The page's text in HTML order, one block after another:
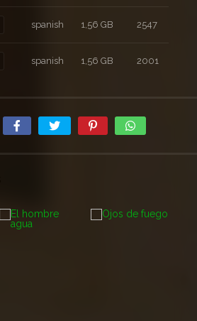
spanish 1,56 GB 2547
spanish 1,56 GB 2001